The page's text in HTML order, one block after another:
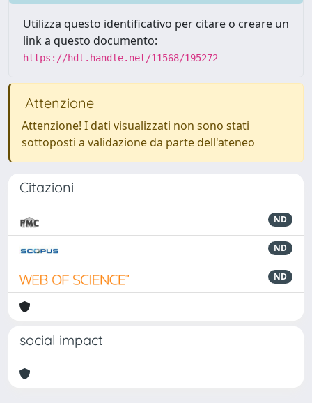
Utilizza questo identificativo per citare o creare un
link a questo documento:
https://hdl.handle.net/11568/195272
Attenzione
Attenzione! I dati visualizzati non sono stati
sottoposti a validazione da parte dell'ateneo
Citazioni
ND
ND
ND
social impact